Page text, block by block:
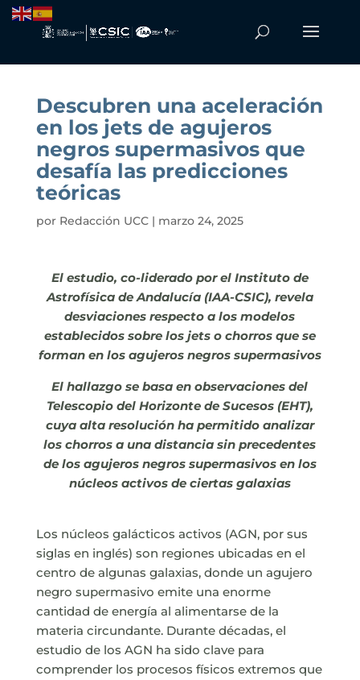
Descubren una aceleración
en los jets de agujeros
negros supermasivos que
desafía las predicciones
teóricas
por Redacción UCC| marzo 24, 2025
El estudio, co-liderado por el Instituto de
Astrofísica de Andalucía (IAA-CSIC), revela
desviaciones respecto a los modelos
establecidos sobre los jets o chorros que se
forman en los agujeros negros supermasivos
El hallazgo se basa en observaciones del
Telescopio del Horizonte de Sucesos (EHT),
cuya alta resolución ha permitido analizar
los chorros a una distancia sin precedentes
de los agujeros negros supermasivos en los
núcleos activos de ciertas galaxias
Los núcleos galácticos activos (AGN, por sus
siglas en inglés) son regiones ubicadas en el
centro de algunas galaxias, donde un agujero
negro supermasivo emite una enorme
cantidad de energía al alimentarse de la
materia circundante. Durante décadas, el
estudio de los AGN ha sido clave para
comprender los procesos físicos extremos que